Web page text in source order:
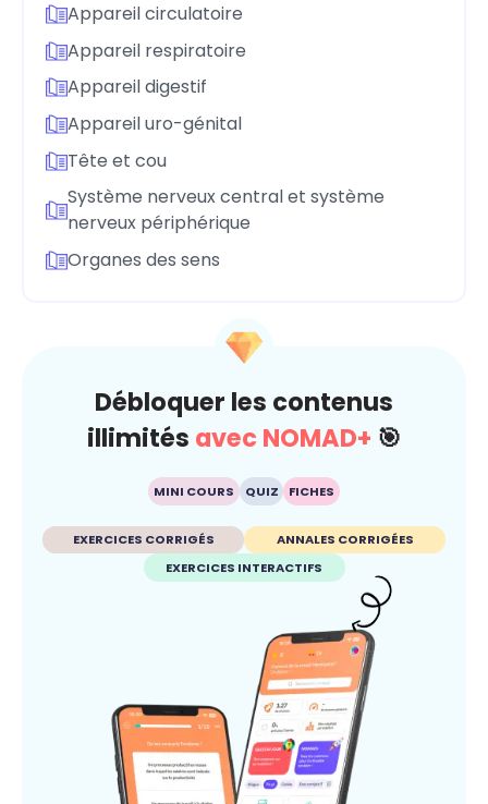
Appareil circulatoire
Appareil respiratoire
Appareil digestif
Appareil uro-génital
Tête et cou
Système nerveux central et système
nerveux périphérique
Organes des sens
Débloquer les contenus
illimités avec NOMAD+ 🎯
MINI COURS QUIZ FICHES
EXERCICES CORRIGÉS
ANNALES CORRIGÉES
EXERCICES INTERACTIFS